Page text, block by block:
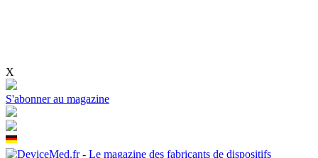
X
S'abonner au magazine